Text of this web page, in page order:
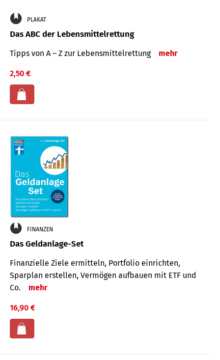
PLAKAT
Das ABC der Lebensmittelrettung
Tipps von A – Z zur Lebensmittelrettung mehr
2,50 €
FINANZEN
Das Geldanlage-Set
Finanzielle Ziele ermitteln, Portfolio einrichten,
Sparplan erstellen, Vermögen aufbauen mit ETF und
Co.
mehr
16,90 €